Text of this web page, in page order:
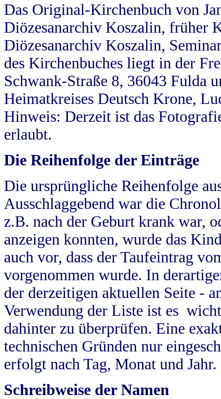
Das Original-Kirchenbuch von
Diözesanarchiv Koszalin, früher
Diözesanarchiv Koszalin,
des Kirchenbuches liegt in der
Schwank-Straße 8, 36043 Fulda
Heimatkreises Deutsch Krone,
Hinweis: Derzeit ist das
erlaubt.
Die Reihenfolge der Einträge
Die ursprüngliche Reihenfolge
Ausschlaggebend war die
z.B. nach der Geburt krank war,
anzeigen konnten, wurde das
auch vor, dass der Taufeintrag
vorgenommen wurde. In
der derzeitigen aktuellen Seite -
Verwendung der Liste ist es
dahinter zu überprüfen. Eine
technischen Gründen nur
erfolgt nach Tag, Monat und Jahr.
Schreibweise der Namen